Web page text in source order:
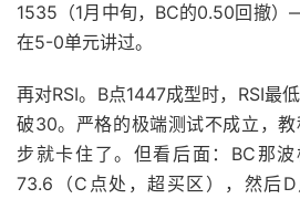
1535（1月中旬，BC的0.50回撤
在5-0单元讲过。
再对RSI。B点1447成型时，RSI
破30。严格的极端测试不成立，
步就卡住了。但看后面：BC那波
73.6（C点处，超买区），然后D